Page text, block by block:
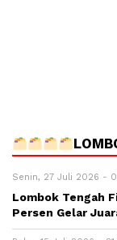
Senin, 27 Juli 2026 -
Lombok Tengah
Persen Gelar